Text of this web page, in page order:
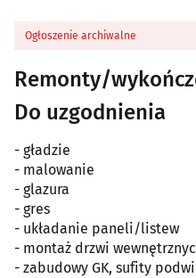
Ogłoszenie archiwalne
Remonty/
Do uzgodnienia
- gładzie
- malowanie
- glazura
- gres
- układanie paneli/listew
- montaż drzwi
- zabudowy GK, sufity